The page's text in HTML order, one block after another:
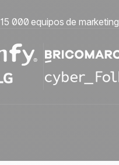
15 000 equipos de marketing